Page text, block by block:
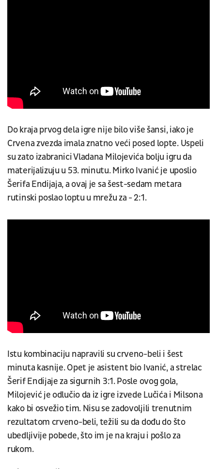
Do kraja prvog dela igre nije bilo više šansi, iako je
Crvena zvezda imala znatno veći posed lopte. Uspeli
su zato izabranici Vladana Milojevića bolju igru da
materijalizuju u 53. minutu. Mirko Ivanić je uposlio
Šerifa Endijaja, a ovaj je sa šest-sedam metara
rutinski poslao loptu u mrežu za - 2:1.
Istu kombinaciju napravili su crveno-beli i šest
minuta kasnije. Opet je asistent bio Ivanić, a strelac
Šerif Endijaje za sigurnih 3:1. Posle ovog gola,
Milojević je odlučio da iz igre izvede Lučića i Milsona
kako bi osvežio tim. Nisu se zadovoljili trenutnim
rezultatom crveno-beli, težili su da dođu do što
ubedljivije pobede, što im je na kraju i pošlo za
rukom.